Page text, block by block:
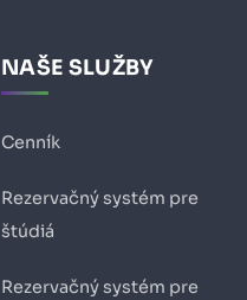
NAŠE SLUŽBY
Cenník
Rezervačný systém pre
štúdiá
Rezervačný systém pre